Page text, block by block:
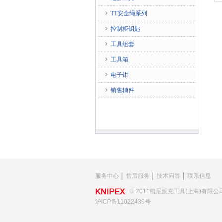
TT安全绳系列
控制柜钥匙
工具组套
工具箱
电子钳
销售辅件
服务中心 售后服务 技术问答 联系信息
© 2011凯尼派克工具(上海)有限公
沪ICP备11022439号